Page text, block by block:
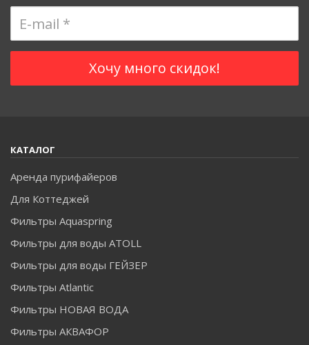
КАТАЛОГ
Аренда пурифайеров
Для Коттеджей
Фильтры Aquaspring
Фильтры для воды ATOLL
Фильтры для воды ГЕЙЗЕР
Фильтры Atlantic
Фильтры НОВАЯ ВОДА
Фильтры АКВАФОР